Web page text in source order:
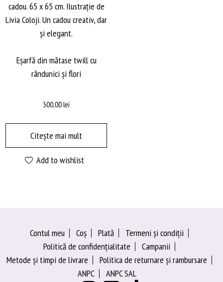
Eșarfă din mătase twill cu
rândunici și flori
300,00lei
Citește mai mult
Add to wishlist
Contul meu Coș Plată
Termeni şi condiţii
Politică de confidențialitate
Campanii
Metode și timpi de livrare
Politica de returnare și rambursare
ANPC
ANPC SAL